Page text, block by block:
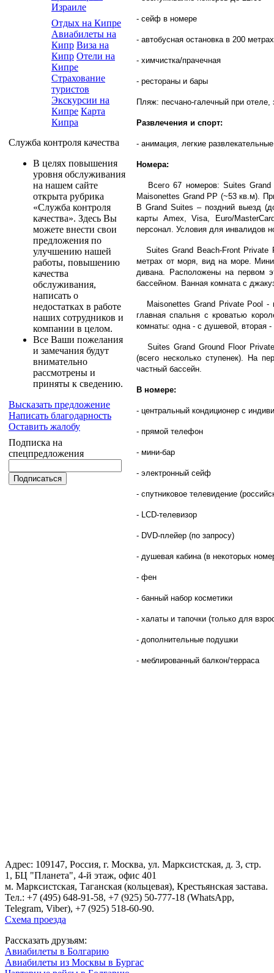
Израиле
Отдых на Кипре
Авиабилеты на
Кипр Виза на
Кипр Отели на
Кипре
Страхование
туристов
Экскурсии на
Кипре Карта
Кипра
Служба контроля качества
В целях повышения
уровня обслуживания
на нашем сайте
открыта рубрика
«Служба контроля
качества». Здесь Вы
можете внести свои
предложения по
улучшению нашей
работы, повышению
качества
обслуживания,
написать о
недостатках в работе
наших сотрудников и
компании в целом.
Все Ваши пожелания
и замечания будут
внимательно
рассмотрены и
приняты к сведению.
Высказать предложение
Написать благодарность
Оставить жалобу
Подписка на
спецпредложения
- сейф в номере
- автобусная остановка в 200
- химчистка/прачечная
- рестораны и бары
Пляж: песчано-галечный при
Развлечения и спорт:
- анимация, легкие
Номера:
Всего 67 номеров: Suites Grand
Maisonettes Grand PP (~53 кв.м).
В Grand Suites – поздний выезд
карты Ameх, Visa, Euro/
персонал. Условия для инвалидов
Suites Grand Beach-Front Private
метрах от моря, вид на море.
дивана. Расположены на первом
бассейном. Ванная комната с
Maisonettes Grand Private Pool -
главная спальня с кроватью
комнаты: одна - с душевой, вторая
Suites Grand Ground Floor
(всего несколько ступенек). На
частный бассейн.
В номере:
- центральный кондиционер с
- прямой телефон
- мини-бар
- электронный сейф
- спутниковое телевидение
- LCD-телевизор
- DVD-плейер (по запросу)
- душевая кабина (в некоторых
- фен
- банный набор косметики
- халаты и тапочки (только для
- дополнительные подушки
- меблированный балкон/терраса
Адрес: 109147, Россия, г. Москва, ул. Марксистская, д. 3, стр.
1, БЦ "Планета", 4-й этаж, офис 401
м. Марксистская, Таганская (кольцевая), Крестьянская застава.
Тел.: +7 (495) 648-91-58, +7 (925) 50-777-18 (WhatsApp,
Telegram, Viber), +7 (925) 518-60-90.
Схема проезда
Рассказать друзьям:
Авиабилеты в Болгарию
Авиабилеты из Москвы в Бургас